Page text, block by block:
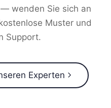
wenden Sie sich an
Muster und
Support.
Experten